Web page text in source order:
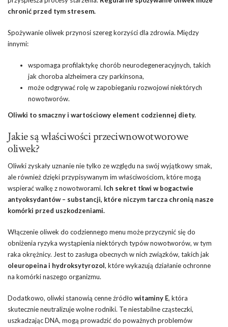
chronić przed tym stresem.
Spożywanie oliwek przynosi szereg korzyści dla zdrowia. Między
innymi:
wspomaga profilaktykę chorób neurodegeneracyjnych, takich
jak choroba alzheimera czy parkinsona,
może odgrywać rolę w zapobieganiu rozwojowi niektórych
nowotworów.
Oliwki to smaczny i wartościowy element codziennej diety.
Jakie są właściwości przeciwnowotworowe
oliwek?
Oliwki zyskały uznanie nie tylko ze względu na swój wyjątkowy smak,
ale również dzięki przypisywanym im właściwościom, które mogą
wspierać walkę z nowotworami. Ich sekret tkwi w bogactwie
antyoksydantów – substancji, które niczym tarcza chronią nasze
komórki przed uszkodzeniami.
Włączenie oliwek do codziennego menu może przyczynić się do
obniżenia ryzyka wystąpienia niektórych typów nowotworów, w tym
raka okrężnicy. Jest to zasługa obecnych w nich związków, takich jak
oleuropeina i hydroksytyrozol, które wykazują działanie ochronne
na komórki naszego organizmu.
Dodatkowo, oliwki stanowią cenne źródło witaminy E, która
skutecznie neutralizuje wolne rodniki. Te niestabilne cząsteczki,
uszkadzając DNA, mogą prowadzić do poważnych problemów